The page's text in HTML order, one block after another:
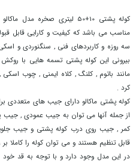
کوله پشتی 10+50 لیتری
مناسب می باشد که کیفیت و کارایی قابل
سه روزه و کاربردهای فنی , سنگنوردی و
بیرونی این کوله پشتی تسمه هایی با روکش
مانند باتوم , کلنگ , کلاه ایمنی , چوب اسکی ,
کرد .
کوله پشتی ماکالو دارای جیب های متعددی
از جمله آنها می توان به جیب عمودی ,
کمر , جیب روی درب کوله پشتی و جیب
قابل تنظیم هستند و می توان کوله را کاملا
در این مدل وجود دارد و با توجه به قد خود